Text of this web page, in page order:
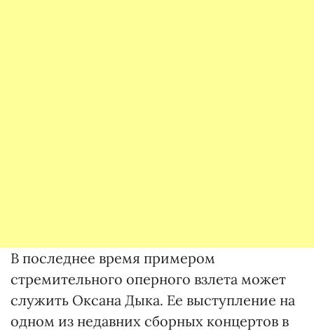
В последнее время примером
стремительного оперного взлета может
служить Оксана Дыка. Ее выступление на
одном из недавних сборных концертов в